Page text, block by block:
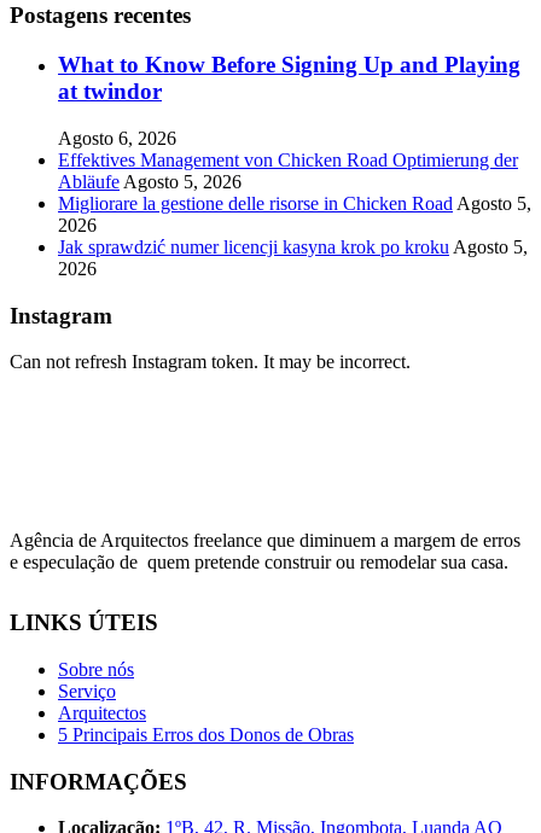
Postagens recentes
What to Know Before Signing Up and Playing
at twindor
Agosto 6, 2026
Effektives Management von Chicken Road Optimierung der
Abläufe Agosto 5, 2026
Migliorare la gestione delle risorse in Chicken Road Agosto 5,
2026
Jak sprawdzić numer licencji kasyna krok po kroku Agosto 5,
2026
Instagram
Can not refresh Instagram token. It may be incorrect.
Agência de Arquitectos freelance que diminuem a margem de erros
e especulação de quem pretende construir ou remodelar sua casa.
LINKS ÚTEIS
Sobre nós
Serviço
Arquitectos
5 Principais Erros dos Donos de Obras
INFORMAÇÕES
Localização: 1ºB, 42, R. Missão, Ingombota, Luanda AO